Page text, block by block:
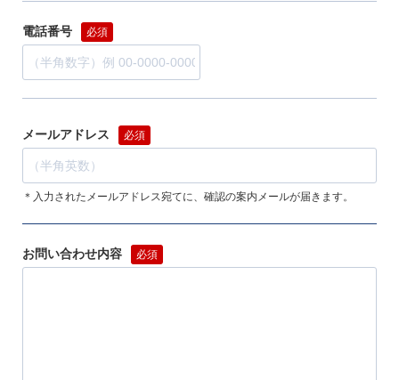
電話番号 必須
メールアドレス 必須
＊入力されたメールアドレス宛てに、確認の案内メールが届きます。
お問い合わせ内容 必須